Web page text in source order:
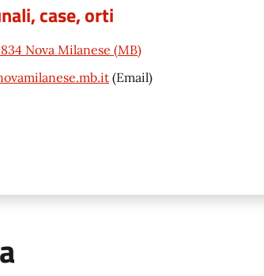
case, orti
Nova Milanese (MB)
(Email)